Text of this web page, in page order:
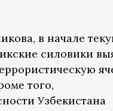
в начале
силовики
того,
Узбекистана